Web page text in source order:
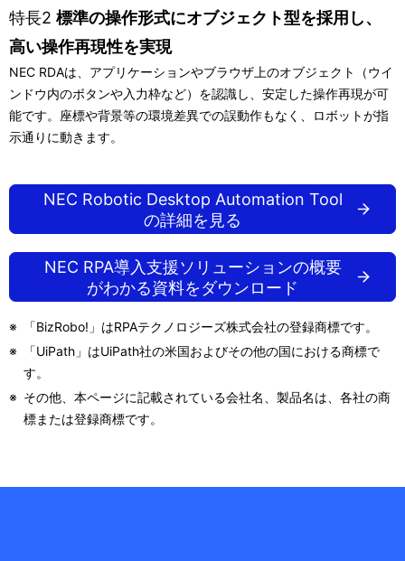
特長2 標準の操作形式にオブジェクト型を採用し、
高い操作再現性を実現
NEC RDAは、アプリケーションやブラウザ上のオブジェクト（ウイ
ンドウ内のボタンや入力枠など）を認識し、安定した操作再現が可
能です。座標や背景等の環境差異での誤動作もなく、ロボットが指
示通りに動きます。
NEC Robotic Desktop Automation Tool
の詳細を見る
NEC RPA導入支援ソリューションの概要
がわかる資料をダウンロード
※
「BizRobo!」はRPAテクノロジーズ株式会社の登録商標です。
※
「UiPath」はUiPath社の米国およびその他の国における商標で
す。
※ その他、本ページに記載されている会社名、製品名は、各社の商
標または登録商標です。